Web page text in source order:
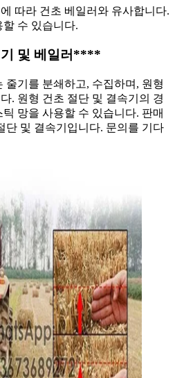
따라 건초 베일러와 유사합니다.
수 있습니다.
및 베일러 ****
줄기를 분쇄하고, 수집하며, 원형
. 원형 건초 절단 및 결속기의 경
망을 사용할 수 있습니다. 판매
단 및 결속기입니다. 문의를 기다